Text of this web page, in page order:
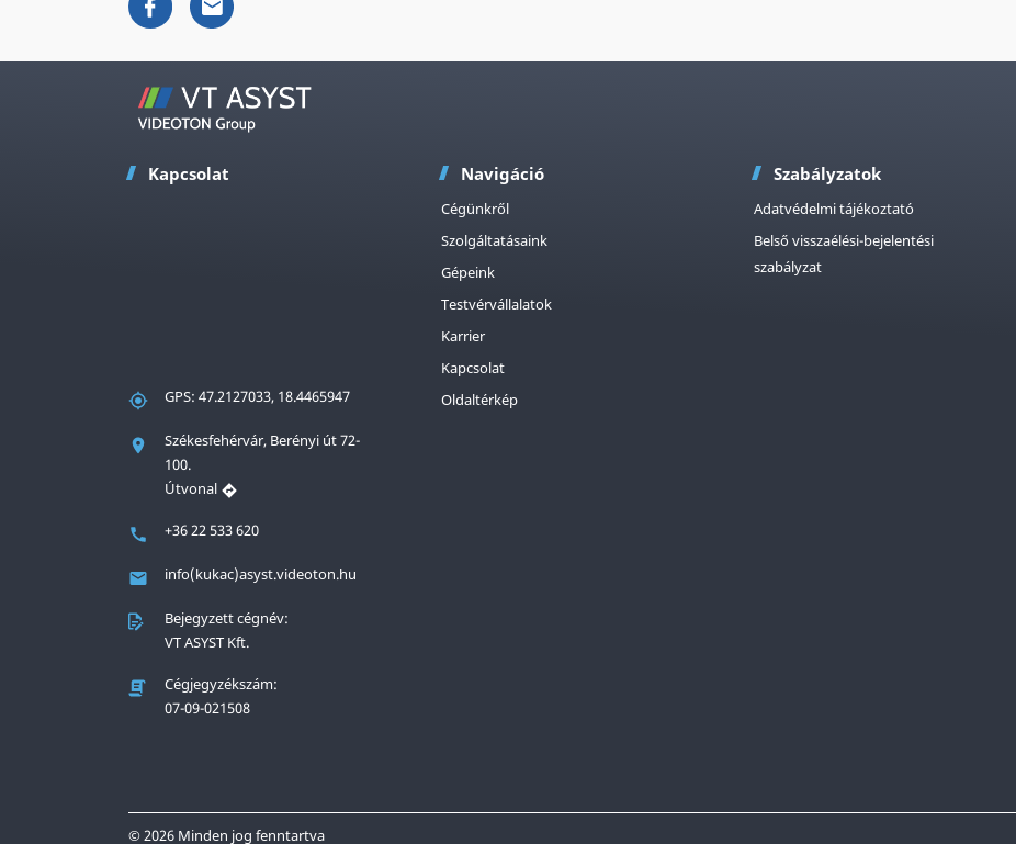
Kapcsolat
GPS: 47.2127033, 18.4465947
Székesfehérvár, Berényi út 72-
100.
Útvonal
+36 22 533 620
info(kukac)asyst.videoton.hu
Bejegyzett cégnév:
VT ASYST Kft.
Cégjegyzékszám:
07-09-021508
Navigáció
Cégünkről
Szolgáltatásaink
Gépeink
Testvérvállalatok
Karrier
Kapcsolat
Oldaltérkép
Szabályzatok
Adatvédelmi tájékoztató
Belső visszaélési-bejelentési
szabályzat
© 2026 Minden jog fenntartva